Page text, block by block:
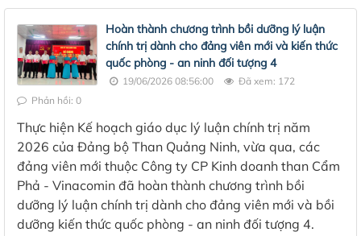
Hoàn thành chương trình bồi dưỡng lý luận
chính trị dành cho đảng viên mới và kiến thức
quốc phòng - an ninh đối tượng 4
19/06/2026 08:56:00
Đã xem: 172
Phản hồi: 0
Thực hiện Kế hoạch giáo dục lý luận chính trị năm
2026 của Đảng bộ Than Quảng Ninh, vừa qua, các
đảng viên mới thuộc Công ty CP Kinh doanh than Cẩm
Phả - Vinacomin đã hoàn thành chương trình bồi
dưỡng lý luận chính trị dành cho đảng viên mới và bồi
dưỡng kiến thức quốc phòng - an ninh đối tượng 4.